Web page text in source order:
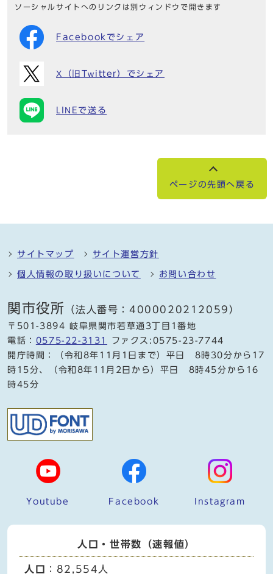
ソーシャルサイトへのリンクは別ウィンドウで開きます
Facebookでシェア
X（旧Twitter）でシェア
LINEで送る
ページの先頭へ戻る
サイトマップ サイト運営方針
個人情報の取り扱いについて お問い合わせ
関市役所 （法人番号：4000020212059）
〒501-3894 岐阜県関市若草通3丁目1番地
電話： 0575-22-3131
ファクス:0575-23-7744
開庁時間：（令和8年11月1日まで）平日 8時30分から17
時15分、（令和8年11月2日から）平日 8時45分から16
時45分
Youtube Facebook Instagram
人口・世帯数（速報値）
人口 ：82,554人